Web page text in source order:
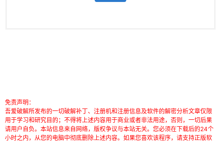
免责声明：
吾爱破解所发布的一切破解补丁、注册机和注册信息及软件的解密分析文章仅限
用于学习和研究目的；不得将上述内容用于商业或者非法用途，否则，一切后果
请用户自负。本站信息来自网络，版权争议与本站无关。您必须在下载后的24个
小时之内，从您的电脑中彻底删除上述内容。如果您喜欢该程序，请支持正版软